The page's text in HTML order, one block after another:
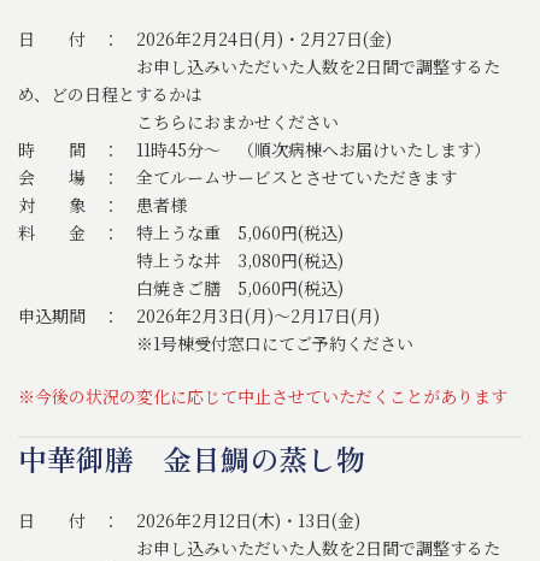
日 付 ： 2026年2月24日(月)・2月27日(金)
お申し込みいただいた人数を2日間で調整するた
め、どの日程とするかは
こちらにおまかせください
時 間 ： 11時45分～ （順次病棟へお届けいたします）
会 場 ： 全てルームサービスとさせていただきます
対 象 ： 患者様
料 金 ： 特上うな重 5,060円(税込)
特上うな丼 3,080円(税込)
白焼きご膳 5,060円(税込)
申込期間 ： 2026年2月3日(月)～2月17日(月)
※1号棟受付窓口にてご予約ください
※今後の状況の変化に応じて中止させていただくことがあります
中華御膳 金目鯛の蒸し物
日 付 ： 2026年2月12日(木)・13日(金)
お申し込みいただいた人数を2日間で調整するた